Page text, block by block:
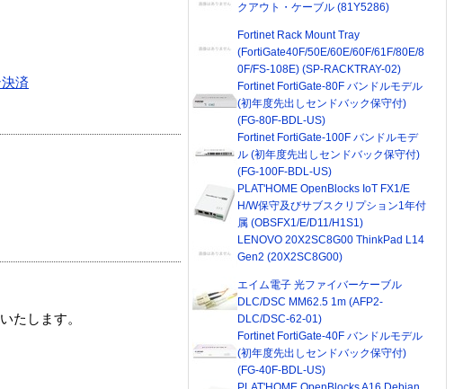
済
たします。
クアウト・ケーブル (81Y5286)
Fortinet Rack Mount Tray
(FortiGate40F/50E/60E/60F/61F/80E/8
0F/FS-108E) (SP-RACKTRAY-02)
Fortinet FortiGate-80F バンドルモデル
(初年度先出しセンドバック保守付)
(FG-80F-BDL-US)
Fortinet FortiGate-100F バンドルモデ
ル (初年度先出しセンドバック保守付)
(FG-100F-BDL-US)
PLAT'HOME OpenBlocks IoT FX1/E
H/W保守及びサブスクリプション1年付
属 (OBSFX1/E/D11/H1S1)
LENOVO 20X2SC8G00 ThinkPad L14
Gen2 (20X2SC8G00)
エイム電子 光ファイバーケーブル
DLC/DSC MM62.5 1m (AFP2-
DLC/DSC-62-01)
Fortinet FortiGate-40F バンドルモデル
(初年度先出しセンドバック保守付)
(FG-40F-BDL-US)